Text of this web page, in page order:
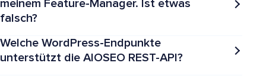
meinem Feature-Manager. Ist etwas
falsch?
Welche WordPress-Endpunkte
unterstützt die AIOSEO REST-API?